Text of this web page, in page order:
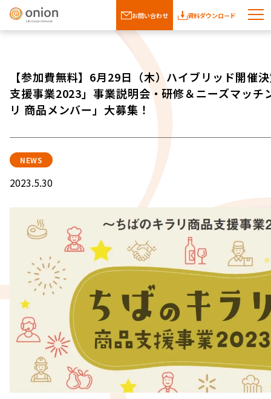
お問い合わせ 資料ダウンロード
【参加費無料】6月29日（木）ハイブリッド開催
支援事業2023」事業説明会・研修＆ニーズマッチ
リ 商品メンバー」大募集！
NEWS
2023.5.30